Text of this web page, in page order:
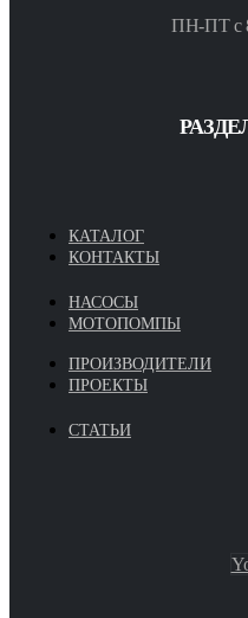
ПН-ПТ с
КАТАЛОГ
КОНТАКТЫ
НАСОСЫ
МОТОПОМПЫ
ПРОИЗВОДИТЕЛИ
ПРОЕКТЫ
СТАТЬИ